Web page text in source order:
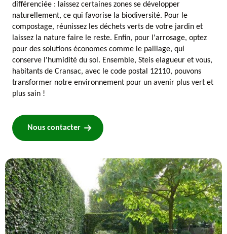
différenciée : laissez certaines zones se développer
naturellement, ce qui favorise la biodiversité. Pour le
compostage, réunissez les déchets verts de votre jardin et
laissez la nature faire le reste. Enfin, pour l'arrosage, optez
pour des solutions économes comme le paillage, qui
conserve l'humidité du sol. Ensemble, Steis elagueur et vous,
habitants de Cransac, avec le code postal 12110, pouvons
transformer notre environnement pour un avenir plus vert et
plus sain !
Nous contacter